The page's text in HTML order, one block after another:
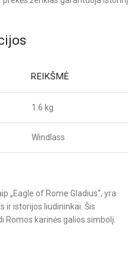
REIKŠMĖ
1.6 kg
Windlass
„Eagle of Rome Gladius“, yra
ir istorijos liudininkai. Šis
Romos karinės galios simbolį.